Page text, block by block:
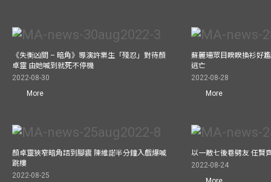
《失衡凶間 – 暗角》導演許業生「殘忍」對待顏
卓靈 由她喊到就死不停機
2022-08-30
More
蘇麗珊眾目睽睽換衫好
逃亡
2022-08-28
More
顏卓靈狹窄暗角踎到腳震 陳維諾半分鐘入戲爆喊
跳樓
2022-08-25
以一敵七後巷劈友 任賢
2022-08-24